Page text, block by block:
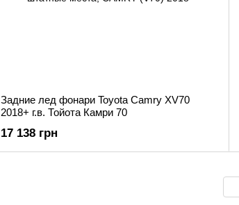
Задние лед фонари Toyota Camry XV70
2018+ г.в. Тойота Камри 70
17 138 грн